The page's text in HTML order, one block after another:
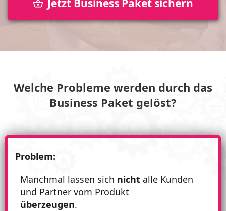
Welche Probleme werden durch das
Business Paket gelöst?
Problem:
Manchmal lassen sich nicht alle Kunden
und Partner vom Produkt
überzeugen.